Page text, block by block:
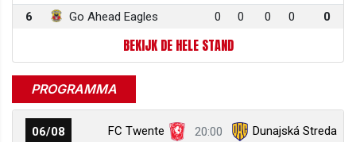
6
Go Ahead Eagles 0 0 0 0 0
BEKIJK DE HELE STAND
PROGRAMMA
06/08 FC Twente 20:00 Dunajská Streda